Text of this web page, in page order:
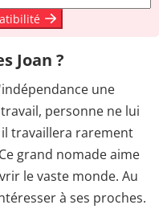
Joan ?
une
personne ne lui
travaillera rarement
grand nomade aime
le vaste monde. Au
à ses proches.